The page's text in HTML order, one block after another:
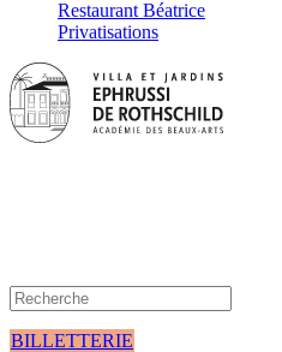
Restaurant Béatrice
Privatisations
BILLETTERIE